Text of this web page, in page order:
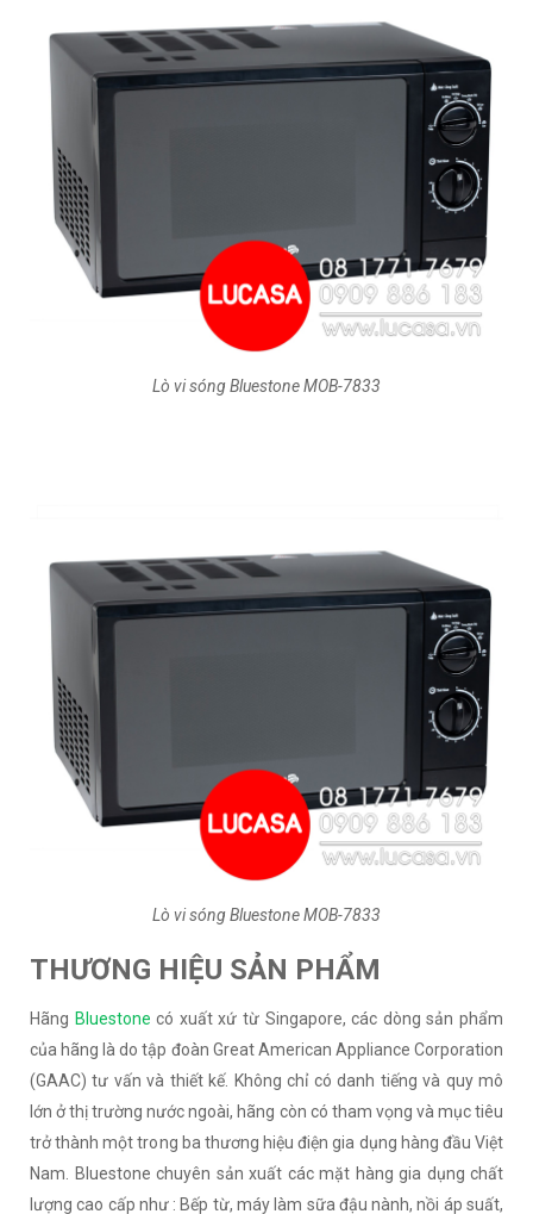
Lò vi sóng Bluestone MOB-7833
Lò vi sóng Bluestone MOB-7833
THƯƠNG HIỆU SẢN PHẨM
Hãng Bluestonecó xuất xứ từ Singapore, các dòng sản phẩm
của hãng là do tập đoàn Great American Appliance Corporation
(GAAC) tư vấn và thiết kế. Không chỉ có danh tiếng và quy mô
lớn ở thị trường nước ngoài, hãng còn có tham vọng và mục tiêu
trở thành một trong ba thương hiệu điện gia dụng hàng đầu Việt
Nam. Bluestone chuyên sản xuất các mặt hàng gia dụng chất
lượng cao cấp như : Bếp từ, máy làm sữa đậu nành, nồi áp suất,